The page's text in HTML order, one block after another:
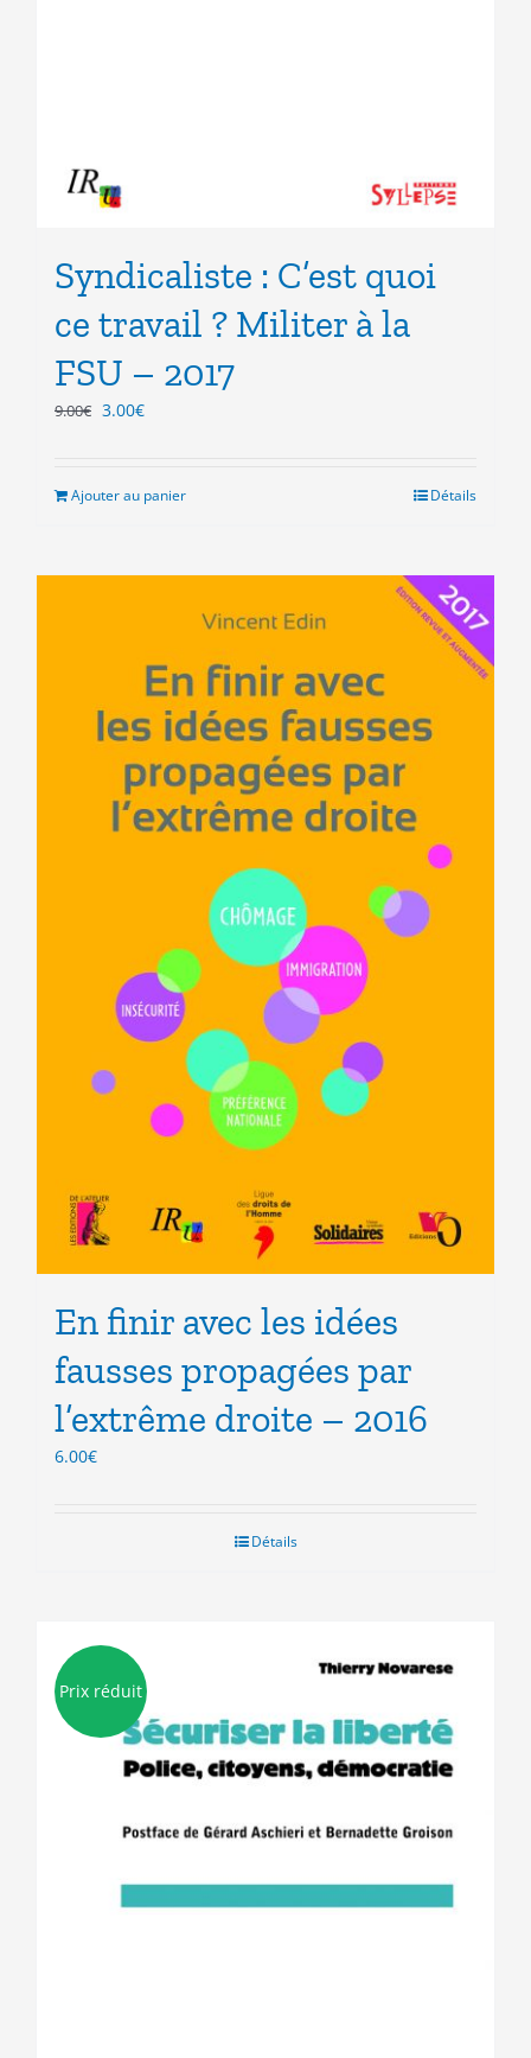
Syndicaliste : C’est quoi
ce travail ? Militer à la
FSU – 2017
9.00€ Le
était :
3.00€Le
est :
Ajouter au panier Détails
En finir avec les idées
fausses propagées par
l’extrême droite – 2016
6.00€
Détails
Prix réduit